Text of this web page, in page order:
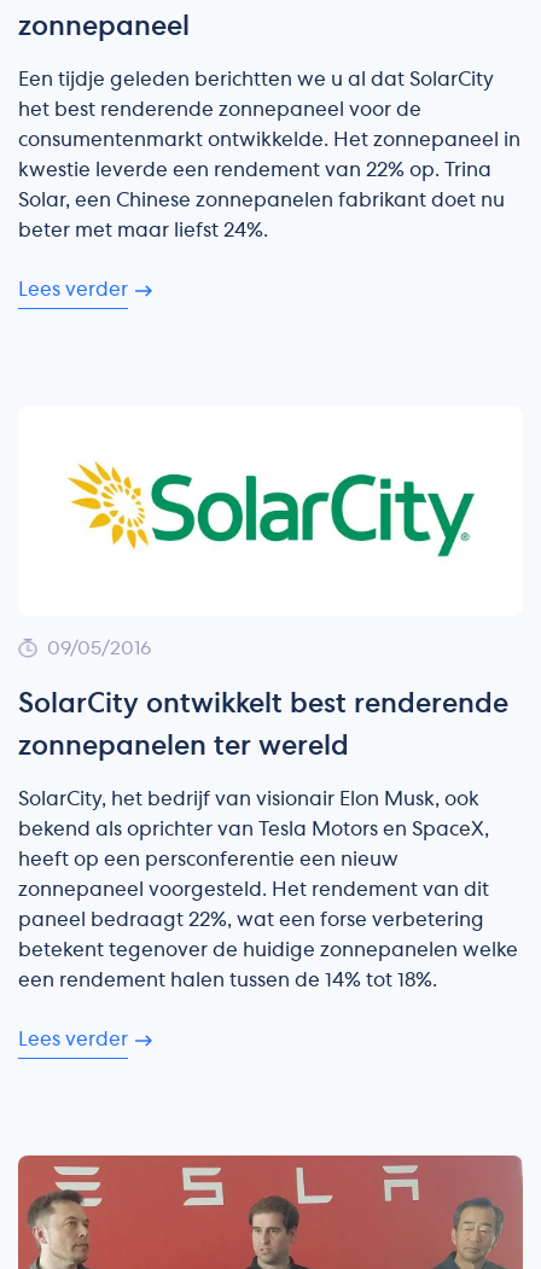
zonnepaneel
Een tijdje geleden berichtten we u al dat SolarCity
het best renderende zonnepaneel voor de
consumentenmarkt ontwikkelde. Het zonnepaneel in
kwestie leverde een rendement van 22% op. Trina
Solar, een Chinese zonnepanelen fabrikant doet nu
beter met maar liefst 24%.
Lees verder
09/05/2016
SolarCity ontwikkelt best renderende
zonnepanelen ter wereld
SolarCity, het bedrijf van visionair Elon Musk, ook
bekend als oprichter van Tesla Motors en SpaceX,
heeft op een persconferentie een nieuw
zonnepaneel voorgesteld. Het rendement van dit
paneel bedraagt 22%, wat een forse verbetering
betekent tegenover de huidige zonnepanelen welke
een rendement halen tussen de 14% tot 18%.
Lees verder